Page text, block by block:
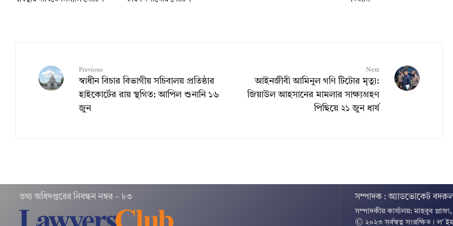
Previous
স্বাধীন বিচার বিভাগীয় সচিবালয় প্রতিষ্ঠার
হাইকোর্টের রায় স্থগিত: আপিল শুনানি ১৬
জুন
Next
আইনজীবী আমিনুল গণি টিটোর মৃত্যু:
জিয়াউল আহসানের মামলার সাক্ষ্যগ্রহণ
পিছিয়ে ২১ জুন ধার্য
তথ‌্য অ‌ধিদপ্ত‌রের নিবন্ধন নম্বর – ৮৩ সম্পাদক : অ্যাডভোকেট বদরুল
সম্পাদকীয় কার্যালয়: মাহবুব
© ২০২৩ সর্বস্বত্ব সংরক্ষিত । ল’